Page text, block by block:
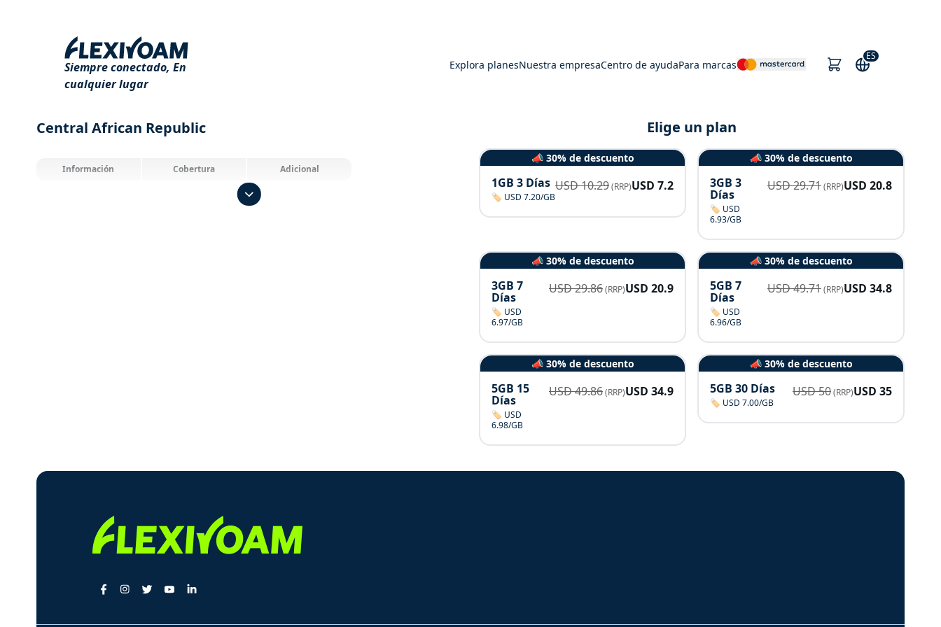
Siempre conectado, En
cualquier lugar
Explora planesNuestra empresaCentro de ayudaPara marcas
ES
Central African Republic
Información Cobertura Adicional
Elige un plan
📣 30% de descuento
1GB 3 Días
🏷️ USD 7.20/GB
USD10.29(RRP)USD 7.2
📣 30% de descuento
3GB 3
Días
🏷️ USD
6.93/GB
USD29.71(RRP)USD 20.8
📣 30% de descuento
3GB 7
Días
🏷️ USD
6.97/GB
USD29.86(RRP)USD 20.9
📣 30% de descuento
5GB 7
Días
🏷️ USD
6.96/GB
USD49.71(RRP)USD 34.8
📣 30% de descuento
5GB 15
Días
🏷️ USD
6.98/GB
USD49.86(RRP)USD 34.9
📣 30% de descuento
5GB 30 Días
🏷️ USD 7.00/GB
USD50(RRP)USD 35